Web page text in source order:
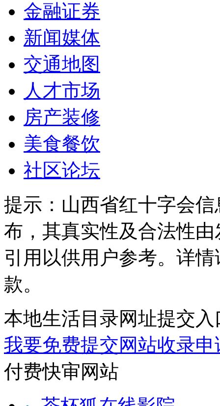
金融证券
新闻媒体
交通地图
人才市场
房产装修
美食餐饮
社区论坛
提示： 山西省红十字会
布，其真实性及合法性
引用以供用户参考。详
款。
本地生活目录网址提交入
我要免费提交网站收录申
付费快审网站